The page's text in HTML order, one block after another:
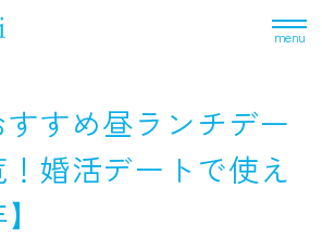
menu
すめ昼ランチデー
！婚活デートで使え